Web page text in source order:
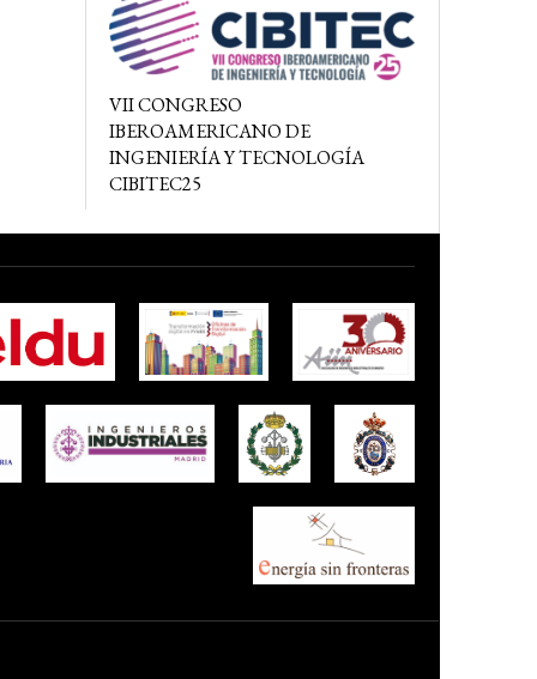
VII CONGRESO
IBEROAMERICANO DE
INGENIERÍA Y TECNOLOGÍA
CIBITEC25